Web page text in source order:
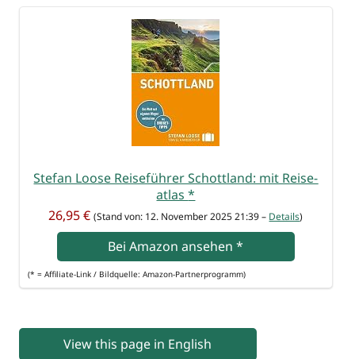
Ste­fan Loo­se Rei­se­füh­rer Schott­land: mit Rei­se­
at­las*
26,95 € (Stand von: 12. Novem­ber 2025 21:39 – Details)
Bei Ama­zon anse­hen*
(* = Affi­lia­te-Link / Bild­quel­le: Amazon-Partnerprogramm)
View this page in English